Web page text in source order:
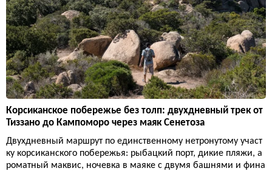
Корсиканское побережье без толп: двухдневный трек от
Тиззано до Кампоморо через маяк Сенетоза
Двухдневный маршрут по единственному нетронутому участ
ку корсиканского побережья: рыбацкий порт, дикие пляжи, а
роматный маквис, ночевка в маяке с двумя башнями и фина